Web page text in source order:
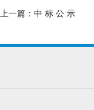
上一篇： 中 标 公 示